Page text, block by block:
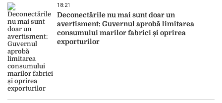
18:21
Deconectările nu mai sunt doar un
avertisment: Guvernul aprobă limitarea
consumului marilor fabrici și oprirea
exporturilor